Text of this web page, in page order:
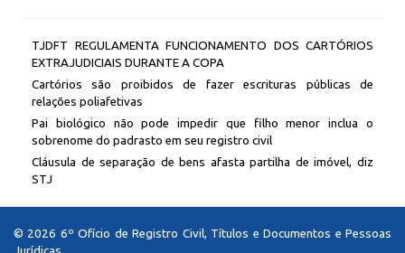
TJDFT REGULAMENTA FUNCIONAMENTO DOS CARTÓRIOS
EXTRAJUDICIAIS DURANTE A COPA
Cartórios são proibidos de fazer escrituras públicas de
relações poliafetivas
Pai biológico não pode impedir que filho menor inclua o
sobrenome do padrasto em seu registro civil
Cláusula de separação de bens afasta partilha de imóvel, diz
STJ
© 2026 6º Ofício de Registro Civil, Títulos e Documentos e Pessoas